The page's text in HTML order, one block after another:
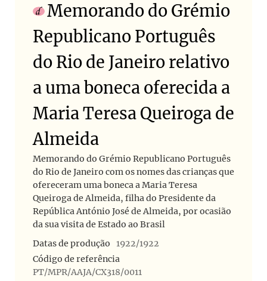
Memorando do Grémio
Republicano Português
do Rio de Janeiro relativo
a uma boneca oferecida a
Maria Teresa Queiroga de
Almeida
Memorando do Grémio Republicano Português
do Rio de Janeiro com os nomes das crianças que
ofereceram uma boneca a Maria Teresa
Queiroga de Almeida, filha do Presidente da
República António José de Almeida, por ocasião
da sua visita de Estado ao Brasil
Datas de produção
1922/1922
Código de referência
PT/MPR/AAJA/CX318/0011